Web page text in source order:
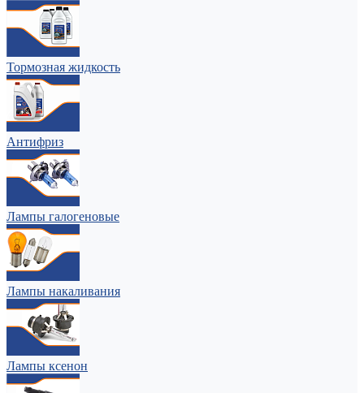
Тормозная жидкость
Антифриз
Лампы галогеновые
Лампы накаливания
Лампы ксенон